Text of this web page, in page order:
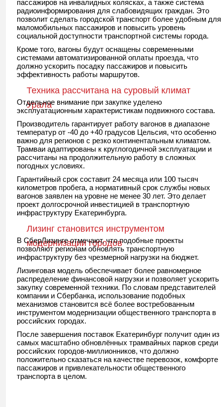
пассажиров на инвалидных колясках, а также система
радиоинформирования для слабовидящих граждан. Это
позволит сделать городской транспорт более удобным для
маломобильных пассажиров и повысить уровень
социальной доступности транспортной системы города.
Кроме того, вагоны будут оснащены современными
системами автоматизированной оплаты проезда, что
должно ускорить посадку пассажиров и повысить
эффективность работы маршрутов.
Техника рассчитана на суровый климат
Урала
Отдельное внимание при закупке уделено
эксплуатационным характеристикам подвижного состава.
Производитель гарантирует работу вагонов в диапазоне
температур от -40 до +40 градусов Цельсия, что особенно
важно для регионов с резко континентальным климатом.
Трамваи адаптированы к круглогодичной эксплуатации и
рассчитаны на продолжительную работу в сложных
погодных условиях.
Гарантийный срок составит 24 месяца или 100 тысяч
километров пробега, а нормативный срок службы новых
вагонов заявлен на уровне не менее 30 лет. Это делает
проект долгосрочной инвестицией в транспортную
инфраструктуру Екатеринбурга.
Лизинг становится инструментом
модернизации городов
В СберЛизинге отмечают, что подобные проекты
позволяют регионам обновлять транспортную
инфраструктуру без чрезмерной нагрузки на бюджет.
Лизинговая модель обеспечивает более равномерное
распределение финансовой нагрузки и позволяет ускорить
закупку современной техники. По словам представителей
компании и Сбербанка, использование подобных
механизмов становится всё более востребованным
инструментом модернизации общественного транспорта в
российских городах.
После завершения поставок Екатеринбург получит один из
самых масштабно обновлённых трамвайных парков среди
российских городов-миллионников, что должно
положительно сказаться на качестве перевозок, комфорте
пассажиров и привлекательности общественного
транспорта в целом.